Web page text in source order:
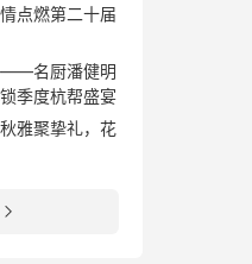
点燃第二十届
——名厨潘健明
季度杭帮盛宴
雅聚挚礼，花
